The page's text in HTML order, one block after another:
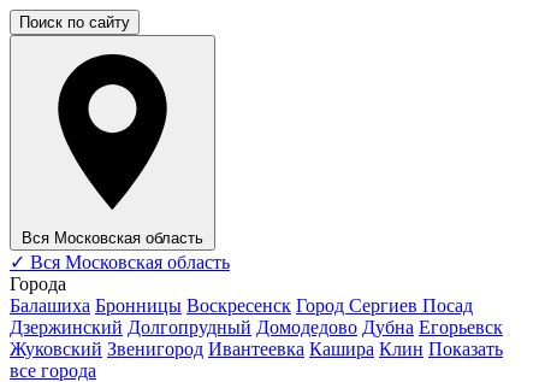
Поиск по сайту
Вся Московская область
✓ Вся Московская область
Города
Балашиха Бронницы Воскресенск Город Сергиев Посад
Дзержинский Долгопрудный Домодедово Дубна Егорьевск
Жуковский Звенигород Ивантеевка Кашира Клин Показать
все города